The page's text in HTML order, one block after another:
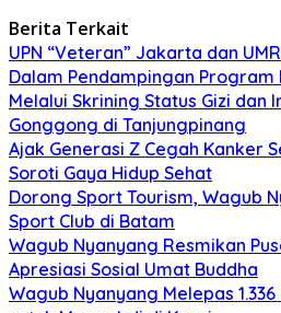
Berita Terkait
UPN “Veteran” Jakarta dan
Dalam Pendampingan Program
Melalui Skrining Status Gizi dan
Gonggong di Tanjungpinang
Ajak Generasi Z Cegah Kanker
Soroti Gaya Hidup Sehat
Dorong Sport Tourism, Wagub
Sport Club di Batam
Wagub Nyanyang Resmikan
Apresiasi Sosial Umat Buddha
Wagub Nyanyang Melepas 1.336